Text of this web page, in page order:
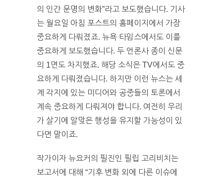
의 인간 문명의 변화”라고 보도했습니다. 기사
는 월요일 아침 포스트의 홈페이지에서 가장
중요하게 다뤄졌죠. 뉴욕 타임스에서도 이를
중요하게 보도했습니다. 두 언론사 종이 신문
의 1면도 차지했죠. 해당 소식은 TV에서도 중
요하게 다뤄졌습니다. 하지만 이런 뉴스는 세
계 각지에 있는 미디어와 공중들의 토론에서
계속 중요하게 다뤄져야 합니다. 여전히 우리
가 살기에 알맞은 행성을 유지할 가능성이 있
다면 말이죠.
작가이자 뉴요커의 필진인 필립 고리비치는
보고서에 대해 “기후 변화 외에 다른 이슈에